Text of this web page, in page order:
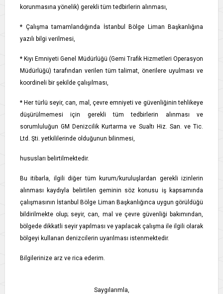
korunmasına yönelik) gerekli tüm tedbirlerin alınması,
* Çalışma tamamlandığında İstanbul Bölge Liman Başkanlığına
yazılı bilgi verilmesi,
* Kıyı Emniyeti Genel Müdürlüğü (Gemi Trafik Hizmetleri Operasyon
Müdürlüğü) tarafından verilen tüm talimat, önerilere uyulması ve
koordineli bir şekilde çalışılması,
* Her türlü seyir, can, mal, çevre emniyeti ve güvenliğinin tehlikeye
düşürülmemesi için gerekli tüm tedbirlerin alınması ve
sorumluluğun GM Denizcilik Kurtarma ve Sualtı Hiz. San. ve Tic.
Ltd. Şti. yetkililerinde olduğunun bilinmesi,
hususları belirtilmektedir.
Bu itibarla, ilgili diğer tüm kurum/kuruluşlardan gerekli izinlerin
alınması kaydıyla belirtilen geminin söz konusu iş kapsamında
çalışmasının İstanbul Bölge Liman Başkanlığınca uygun görüldüğü
bildirilmekte olup; seyir, can, mal ve çevre güvenliği bakımından,
bölgede dikkatli seyir yapılması ve yapılacak çalışma ile ilgili olarak
bölgeyi kullanan denizcilerin uyarılması istenmektedir.
Bilgilerinize arz ve rica ederim.
Saygılarımla,